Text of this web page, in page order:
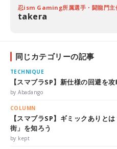
忍ism Gaming所属選手・闘龍門主
takera
同じカテゴリーの記事
TECHNIQUE
【スマブラSP】新仕様の回避を
by Abadango
COLUMN
【スマブラSP】ギミックありと
街」を知ろう
by kept